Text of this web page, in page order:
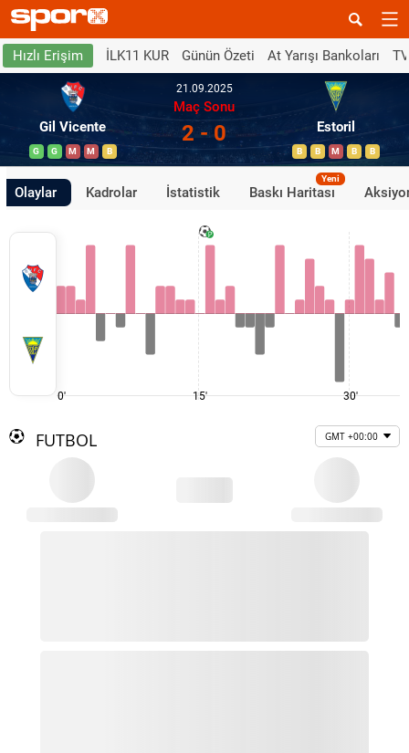
Hızlı Erişim İLK11 KUR Günün Özeti At Yarışı Bankoları
Gil Vicente
G G M M B
21.09.2025
Maç Sonu
2 - 0 Estoril
B B M B B
Olaylar Kadrolar İstatistik Baskı Haritası
Yeni
0' 15' 30'
FUTBOL GMT +00:00